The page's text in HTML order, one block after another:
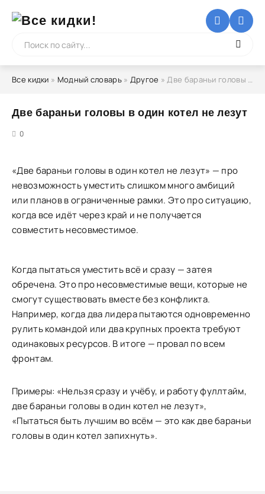
Все кидки » Модный словарь» Другое » Две бараньи головы в один котел не лезут
Две бараньи головы в один котел не лезут
0
«Две бараньи головы в один котел не лезут» — про
невозможность уместить слишком много амбиций
или планов в ограниченные рамки. Это про ситуацию,
когда все идёт через край и не получается
совместить несовместимое.
Когда пытаться уместить всё и сразу — затея
обречена. Это про несовместимые вещи, которые не
смогут существовать вместе без конфликта.
Например, когда два лидера пытаются одновременно
рулить командой или два крупных проекта требуют
одинаковых ресурсов. В итоге — провал по всем
фронтам.
Примеры: «Нельзя сразу и учёбу, и работу фуллтайм,
две бараньи головы в один котел не лезут»,
«Пытаться быть лучшим во всём — это как две бараньи
головы в один котел запихнуть».